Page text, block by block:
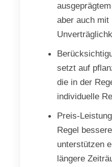
aber auch mit
setzt auf
die in der
individuelle
Preis-
Regel
unterstützen
längere